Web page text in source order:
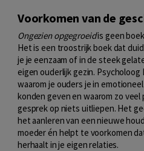
Voorkomen van de
Ongezien opgegroeidis geen
Het is een troostrijk boek dat
je je eenzaam of in de steek
eigen ouderlijk gezin. Psycholoog
waarom je ouders je in
konden geven en waarom zo
gesprek op niets uitliepen. Het
het aanleren van een nieuwe
moeder én helpt te voorkomen
herhaalt in je eigen relaties.